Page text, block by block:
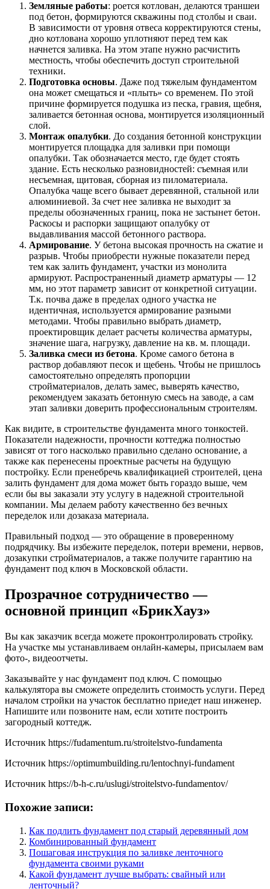
Земляные работы: роется котлован, делаются траншеи
под бетон, формируются скважины под столбы и сваи.
В зависимости от уровня отвеса корректируются стены,
дно котлована хорошо уплотняют перед тем как
начнется заливка. На этом этапе нужно расчистить
местность, чтобы обеспечить доступ строительной
техники.
Подготовка основы. Даже под тяжелым фундаментом
она может смещаться и «плыть» со временем. По этой
причине формируется подушка из песка, гравия, щебня,
заливается бетонная основа, монтируется изоляционный
слой.
Монтаж опалубки. До создания бетонной конструкции
монтируется площадка для заливки при помощи
опалубки. Так обозначается место, где будет стоять
здание. Есть несколько разновидностей: съемная или
несъемная, щитовая, сборная из пиломатериала.
Опалубка чаще всего бывает деревянной, стальной или
алюминиевой. За счет нее заливка не выходит за
пределы обозначенных границ, пока не застынет бетон.
Раскосы и распорки защищают опалубку от
выдавливания массой бетонного раствора.
Армирование. У бетона высокая прочность на сжатие и
разрыв. Чтобы приобрести нужные показатели перед
тем как залить фундамент, участки из монолита
армируют. Распространенный диаметр арматуры — 12
мм, но этот параметр зависит от конкретной ситуации.
Т.к. почва даже в пределах одного участка не
идентичная, используется армирование разными
методами. Чтобы правильно выбрать диаметр,
проектировщик делает расчеты количества арматуры,
значение шага, нагрузку, давление на кв. м. площади.
Заливка смеси из бетона. Кроме самого бетона в
раствор добавляют песок и щебень. Чтобы не пришлось
самостоятельно определять пропорции
стройматериалов, делать замес, выверять качество,
рекомендуем заказать бетонную смесь на заводе, а сам
этап заливки доверить профессиональным строителям.
Как видите, в строительстве фундамента много тонкостей.
Показатели надежности, прочности коттеджа полностью
зависят от того насколько правильно сделано основание, а
также как перенесены проектные расчеты на будущую
постройку. Если пренебречь квалификацией строителей, цена
залить фундамент для дома может быть гораздо выше, чем
если бы вы заказали эту услугу в надежной строительной
компании. Мы делаем работу качественно без вечных
переделок или дозаказа материала.
Правильный подход — это обращение в проверенному
подрядчику. Вы избежите переделок, потери времени, нервов,
дозакупки стройматериалов, а также получите гарантию на
фундамент под ключ в Московской области.
Прозрачное сотрудничество —
основной принцип «БрикХауз»
Вы как заказчик всегда можете проконтролировать стройку.
На участке мы устанавливаем онлайн-камеры, присылаем вам
фото-, видеоотчеты.
Заказывайте у нас фундамент под ключ. С помощью
калькулятора вы сможете определить стоимость услуги. Перед
началом стройки на участок бесплатно приедет наш инженер.
Напишите или позвоните нам, если хотите построить
загородный коттедж.
Источник https://fudamentum.ru/stroitelstvo-fundamenta
Источник https://optimumbuilding.ru/lentochnyi-fundament
Источник https://b-h-c.ru/uslugi/stroitelstvo-fundamentov/
Похожие записи:
Как подлить фундамент под старый деревянный дом
Комбинированный фундамент
Пошаговая инструкция по заливке ленточного
фундамента своими руками
Какой фундамент лучше выбрать: свайный или
ленточный?